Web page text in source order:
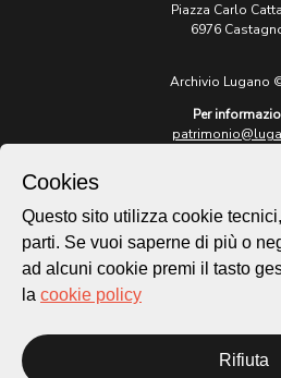
Piazza Carlo
6976
Archivio Lugano
Per
lugano.ch
Cookie policy
Homepage
Temi
Cookies
Questo sito utilizza cookie
parti. Se vuoi saperne di più o
ad alcuni cookie premi il tasto
la cookie policy
Rifiuta